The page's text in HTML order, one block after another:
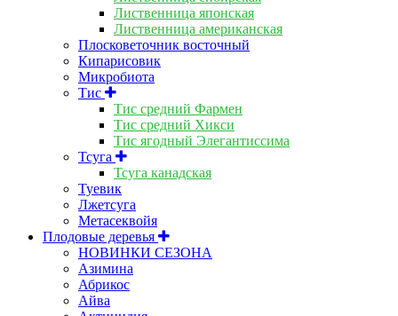
Лиственница японская
Лиственница американская
Плосковеточник восточный
Кипарисовик
Микробиота
Тис
Тис средний Фармен
Тис средний Хикси
Тис ягодный Элегантиссима
Тсуга
Тсуга канадская
Туевик
Лжетсуга
Метасеквойя
Плодовые деревья
НОВИНКИ СЕЗОНА
Азимина
Абрикос
Айва